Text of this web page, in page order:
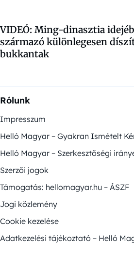
VIDEÓ: Ming-dinasztia
származó különlegesen
bukkantak
Rólunk
Impresszum
Helló Magyar – Gyakran Ismételt
Helló Magyar – Szerkesztőségi
Szerzői jogok
Támogatás: hellomagyar.hu – ÁSZF
Jogi közlemény
Cookie kezelése
Adatkezelési tájékoztató – Helló